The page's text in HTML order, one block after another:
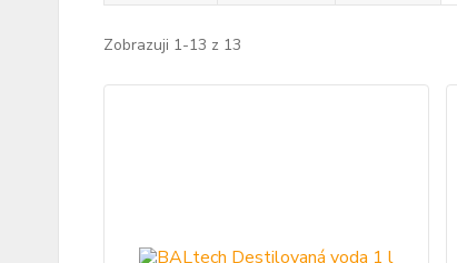
Zobrazuji 1-13 z 13